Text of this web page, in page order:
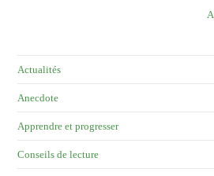
Actualités
Anecdote
Apprendre et progresser
Conseils de lecture